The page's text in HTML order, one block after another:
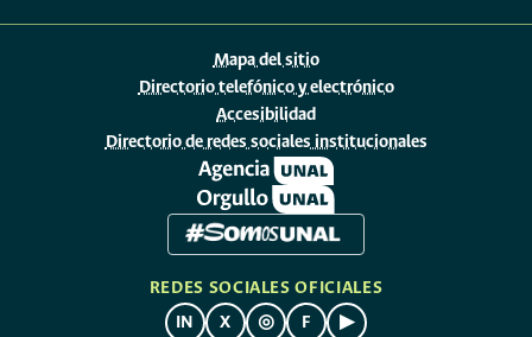
Mapa del sitio
Directorio telefónico y electrónico
Accesibilidad
Directorio de redes sociales institucionales
REDES SOCIALES OFICIALES
IN
X ◎ F ▶